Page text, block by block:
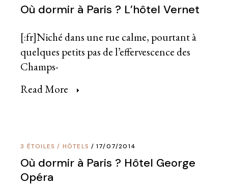
Où dormir à Paris ? L’hôtel Vernet
[:fr]Niché dans une rue calme, pourtant à
quelques petits pas de l’effervescence des
Champs-
Read More
3 ÉTOILES / HÔTELS 17/07/2014
Où dormir à Paris ? Hôtel George
Opéra